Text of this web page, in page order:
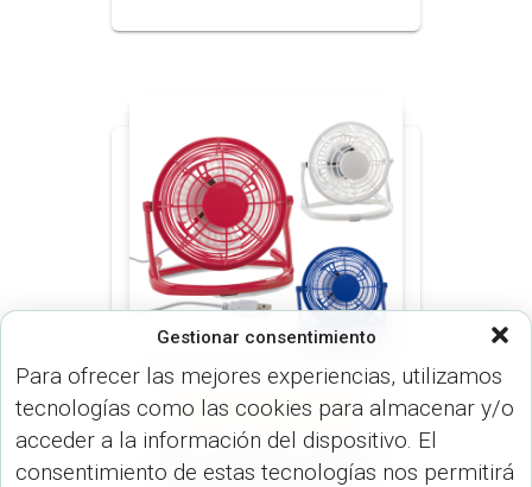
Gestionar consentimiento
Para ofrecer las mejores experiencias, utilizamos
tecnologías como las cookies para almacenar y/o
acceder a la información del dispositivo. El
consentimiento de estas tecnologías nos permitirá
ARTÍCULOS OFICINA (OFICINA)
VARIOS (USO PERSONAL)
Mini Ventilador USB de